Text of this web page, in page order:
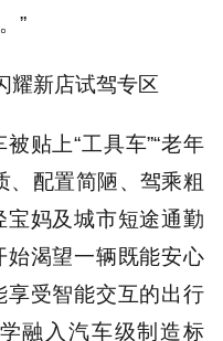
”
耀新店试驾专区
贴上“工具车”“老年
配置简陋、驾乘粗
妈及城市短途通勤
始渴望一辆既能安心
受智能交互的出行
融入汽车级制造标